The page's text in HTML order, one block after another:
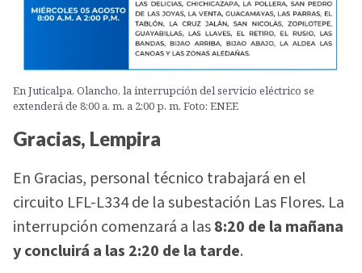
En Juticalpa, Olancho, la interrupción del servicio eléctrico se
extenderá de 8:00 a. m. a 2:00 p. m. Foto: ENEE
Gracias, Lempira
En Gracias, personal técnico trabajará en el
circuito LFL-L334 de la subestación Las Flores. La
interrupción comenzará a las8:20 de la mañana
y concluirá a las 2:20 de la tarde.